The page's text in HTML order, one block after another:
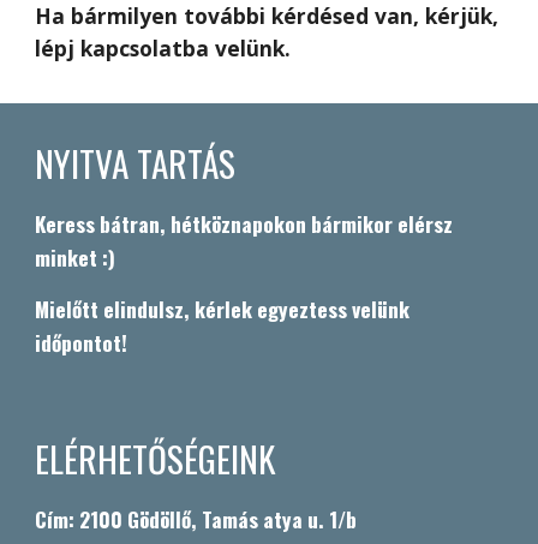
Ha bármilyen további kérdésed van, kérjük,
lépj kapcsolatba velünk.
NYITVA TARTÁS
Keress bátran, hétköznapokon bármikor elérsz
minket :)
Mielőtt elindulsz, kérlek egyeztess velünk
időpontot!
ELÉRHETŐSÉGEINK
Cím: 2100 Gödöllő, Tamás atya u. 1/b